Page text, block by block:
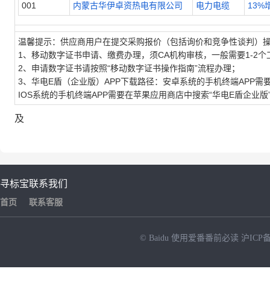
001 内蒙古华伊卓资热电有限公司 电力电缆 13%
温馨提示：供应商用户在提交采购报价（包括询价和竞争性谈判）
1、移动数字证书申请、缴费办理，须CA机构审核，一般需要1-2个
2、申请数字证书请按照“移动数字证书操作指南”流程办理；
3、华电E盾（企业版）APP下载路径：安卓系统的手机终端APP需
IOS系统的手机终端APP需要在苹果应用商店中搜索“华电E盾企业版
及
寻标宝
首页
联系我们
联系客服
© Baidu 使用爱番番前必读 沪ICP